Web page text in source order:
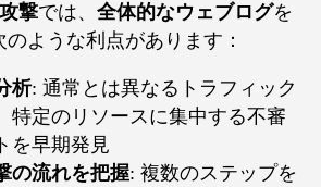
撃では、 全体的なウェブログを
ような利点があります：
析: 通常とは異なるトラフィック
特定のリソースに集中する不審
を早期発見
の流れを把握: 複数のステップを